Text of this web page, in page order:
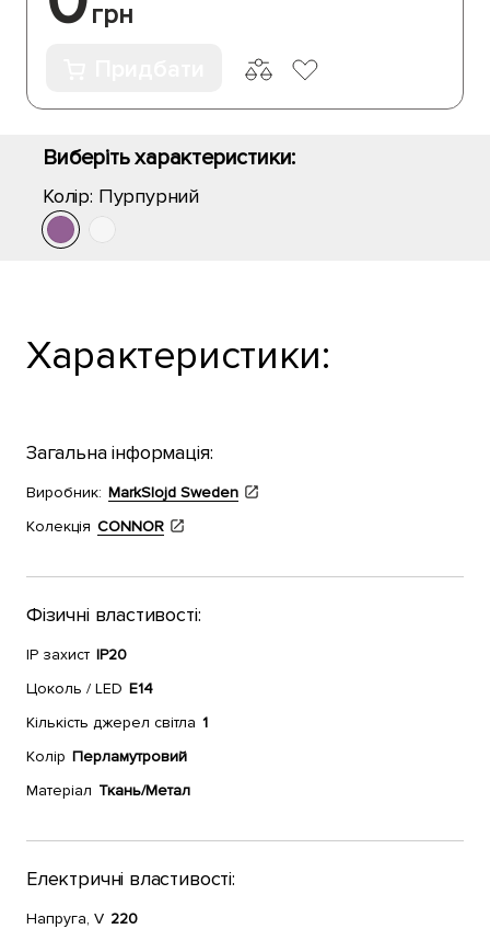
грн
Виберіть характеристики:
Колір: Пурпурний
Характеристики:
Загальна інформація:
Виробник: MarkSlojd Sweden
Колекція CONNOR
Фізичні властивості:
IP захист IP20
Цоколь / LED E14
Кількість джерел світла 1
Колір Перламутровий
Матеріал Ткань/Метал
Електричні властивості:
Напруга, V 220